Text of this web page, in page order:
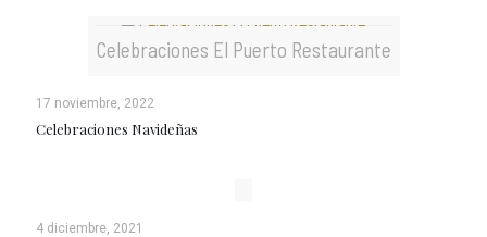
Celebraciones El Puerto Restaurante
17 noviembre, 2022
Celebraciones Navideñas
4 diciembre, 2021